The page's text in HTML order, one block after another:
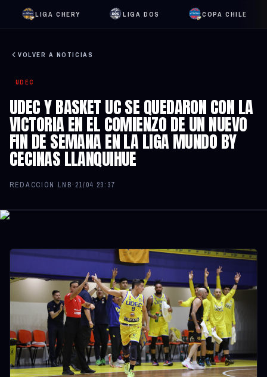
LIGA CHERY LIGA DOS COPA CHILE
VOLVER A NOTICIAS
UDEC
UDEC Y BASKET UC SE QUEDARON CON LA
VICTORIA EN EL COMIENZO DE UN NUEVO
FIN DE SEMANA EN LA LIGA MUNDO BY
CECINAS LLANQUIHUE
REDACCIÓN LNB· 21/04 23:37